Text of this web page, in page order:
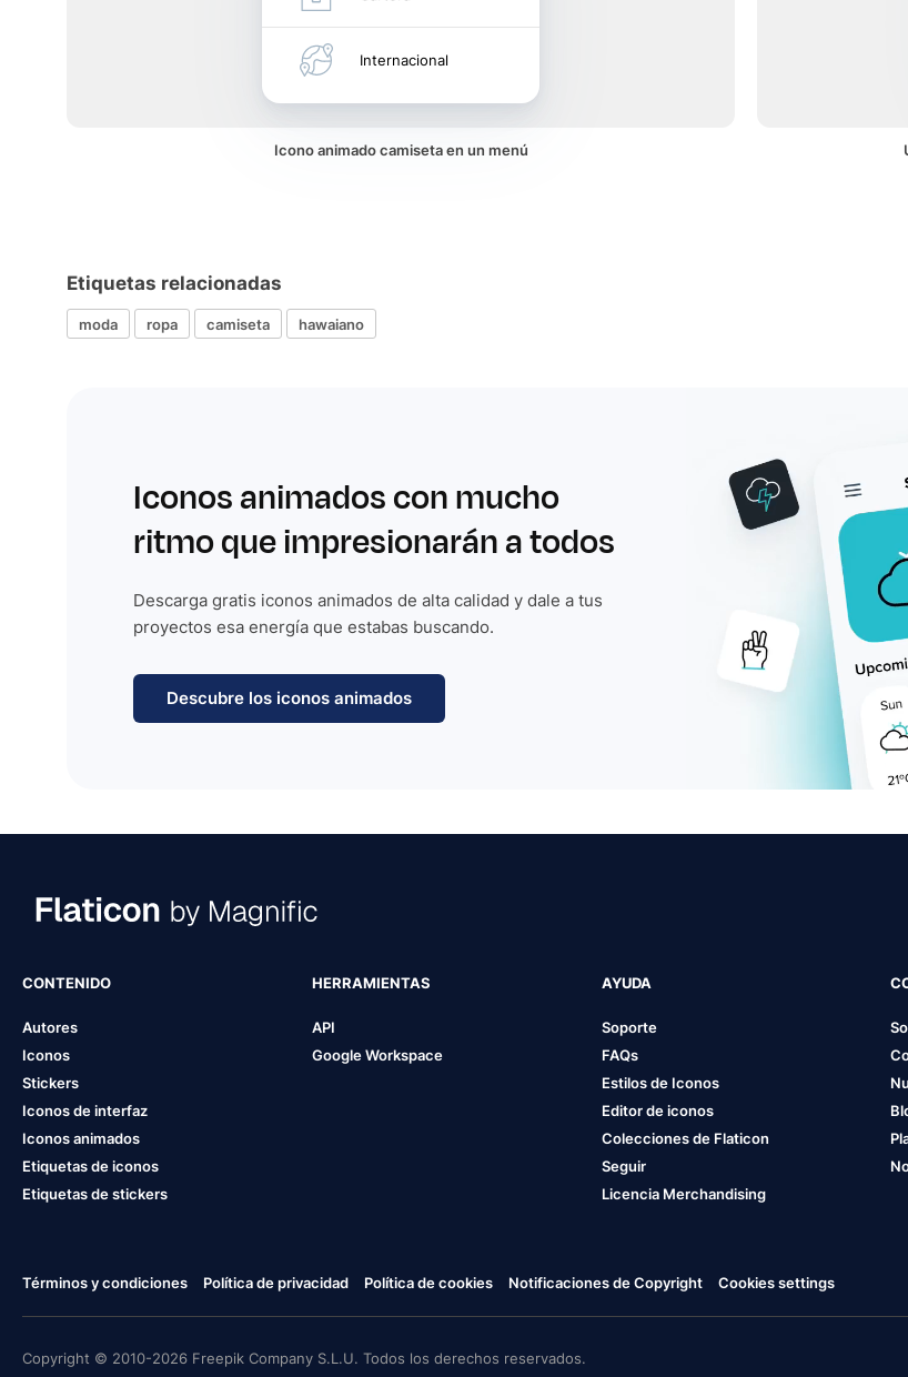
Internacional
Icono animado camiseta en un menú
Etiquetas relacionadas
moda ropa camiseta hawaiano
Iconos animados con mucho
ritmo que impresionarán a todos
Descarga gratis iconos animados de alta calidad y dale a tus
proyectos esa energía que estabas buscando.
Descubre los iconos animados
CONTENIDO
Autores
Iconos
Stickers
Iconos de interfaz
Iconos animados
Etiquetas de iconos
Etiquetas de stickers
HERRAMIENTAS
API
Google Workspace
AYUDA
Soporte
FAQs
Estilos de Iconos
Editor de iconos
Colecciones de Flaticon
Seguir
Licencia Merchandising
Términos y condiciones Política de privacidad Política de cookies Notificaciones de Copyright Cookies settings
Copyright © 2010-2026 Freepik Company S.L.U. Todos los derechos reservados.